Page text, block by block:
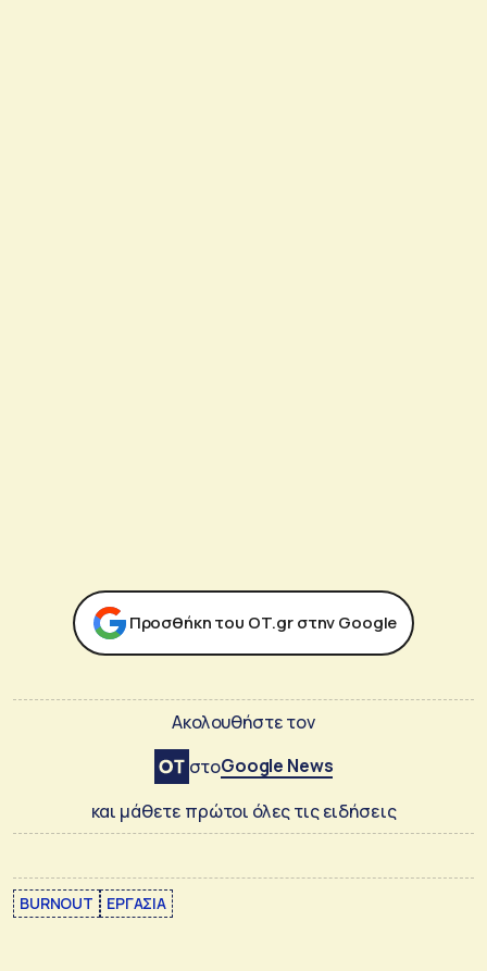
Προσθήκη του ΟΤ.gr στην Google
Ακολουθήστε τον
στοGoogle News
και μάθετε πρώτοι όλες τις ειδήσεις
BURNOUT ΕΡΓΑΣΙΑ